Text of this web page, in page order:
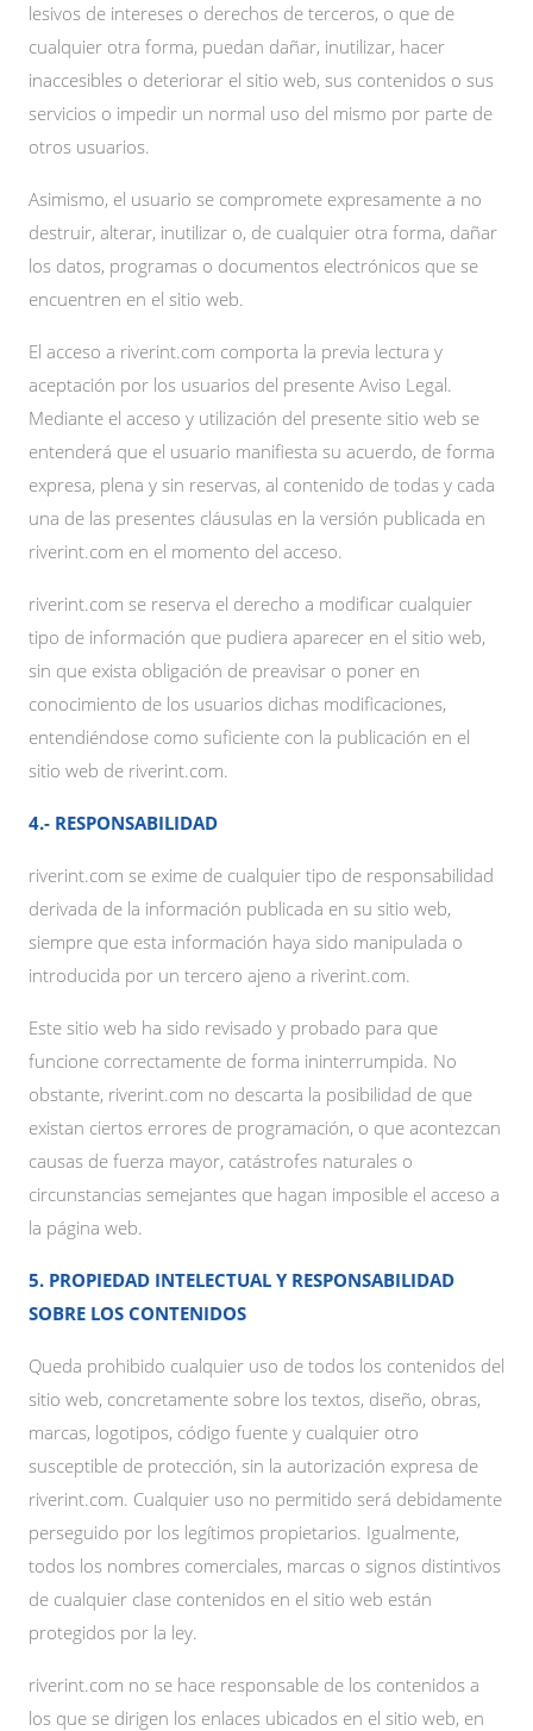
lesivos de intereses o derechos de terceros, o que de
cualquier otra forma, puedan dañar, inutilizar, hacer
inaccesibles o deteriorar el sitio web, sus contenidos o sus
servicios o impedir un normal uso del mismo por parte de
otros usuarios.
Asimismo, el usuario se compromete expresamente a no
destruir, alterar, inutilizar o, de cualquier otra forma, dañar
los datos, programas o documentos electrónicos que se
encuentren en el sitio web.
El acceso a riverint.com comporta la previa lectura y
aceptación por los usuarios del presente Aviso Legal.
Mediante el acceso y utilización del presente sitio web se
entenderá que el usuario manifiesta su acuerdo, de forma
expresa, plena y sin reservas, al contenido de todas y cada
una de las presentes cláusulas en la versión publicada en
riverint.com en el momento del acceso.
riverint.com se reserva el derecho a modificar cualquier
tipo de información que pudiera aparecer en el sitio web,
sin que exista obligación de preavisar o poner en
conocimiento de los usuarios dichas modificaciones,
entendiéndose como suficiente con la publicación en el
sitio web de riverint.com.
4.- RESPONSABILIDAD
riverint.com se exime de cualquier tipo de responsabilidad
derivada de la información publicada en su sitio web,
siempre que esta información haya sido manipulada o
introducida por un tercero ajeno a riverint.com.
Este sitio web ha sido revisado y probado para que
funcione correctamente de forma ininterrumpida. No
obstante, riverint.com no descarta la posibilidad de que
existan ciertos errores de programación, o que acontezcan
causas de fuerza mayor, catástrofes naturales o
circunstancias semejantes que hagan imposible el acceso a
la página web.
5. PROPIEDAD INTELECTUAL Y RESPONSABILIDAD
SOBRE LOS CONTENIDOS
Queda prohibido cualquier uso de todos los contenidos del
sitio web, concretamente sobre los textos, diseño, obras,
marcas, logotipos, código fuente y cualquier otro
susceptible de protección, sin la autorización expresa de
riverint.com. Cualquier uso no permitido será debidamente
perseguido por los legítimos propietarios. Igualmente,
todos los nombres comerciales, marcas o signos distintivos
de cualquier clase contenidos en el sitio web están
protegidos por la ley.
riverint.com no se hace responsable de los contenidos a
los que se dirigen los enlaces ubicados en el sitio web, en